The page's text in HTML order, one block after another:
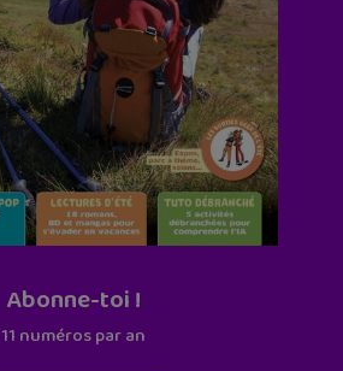
Abonne-toi !
11 numéros par an